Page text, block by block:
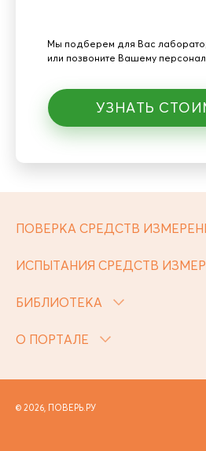
Мы подберем для Вас
или позвоните Вашему
УЗНАТЬ
ПОВЕРКА СРЕДСТВ
ИСПЫТАНИЯ СРЕДСТВ
БИБЛИОТЕКА
О ПОРТАЛЕ
© 2026, ПОВЕРЬ.РУ